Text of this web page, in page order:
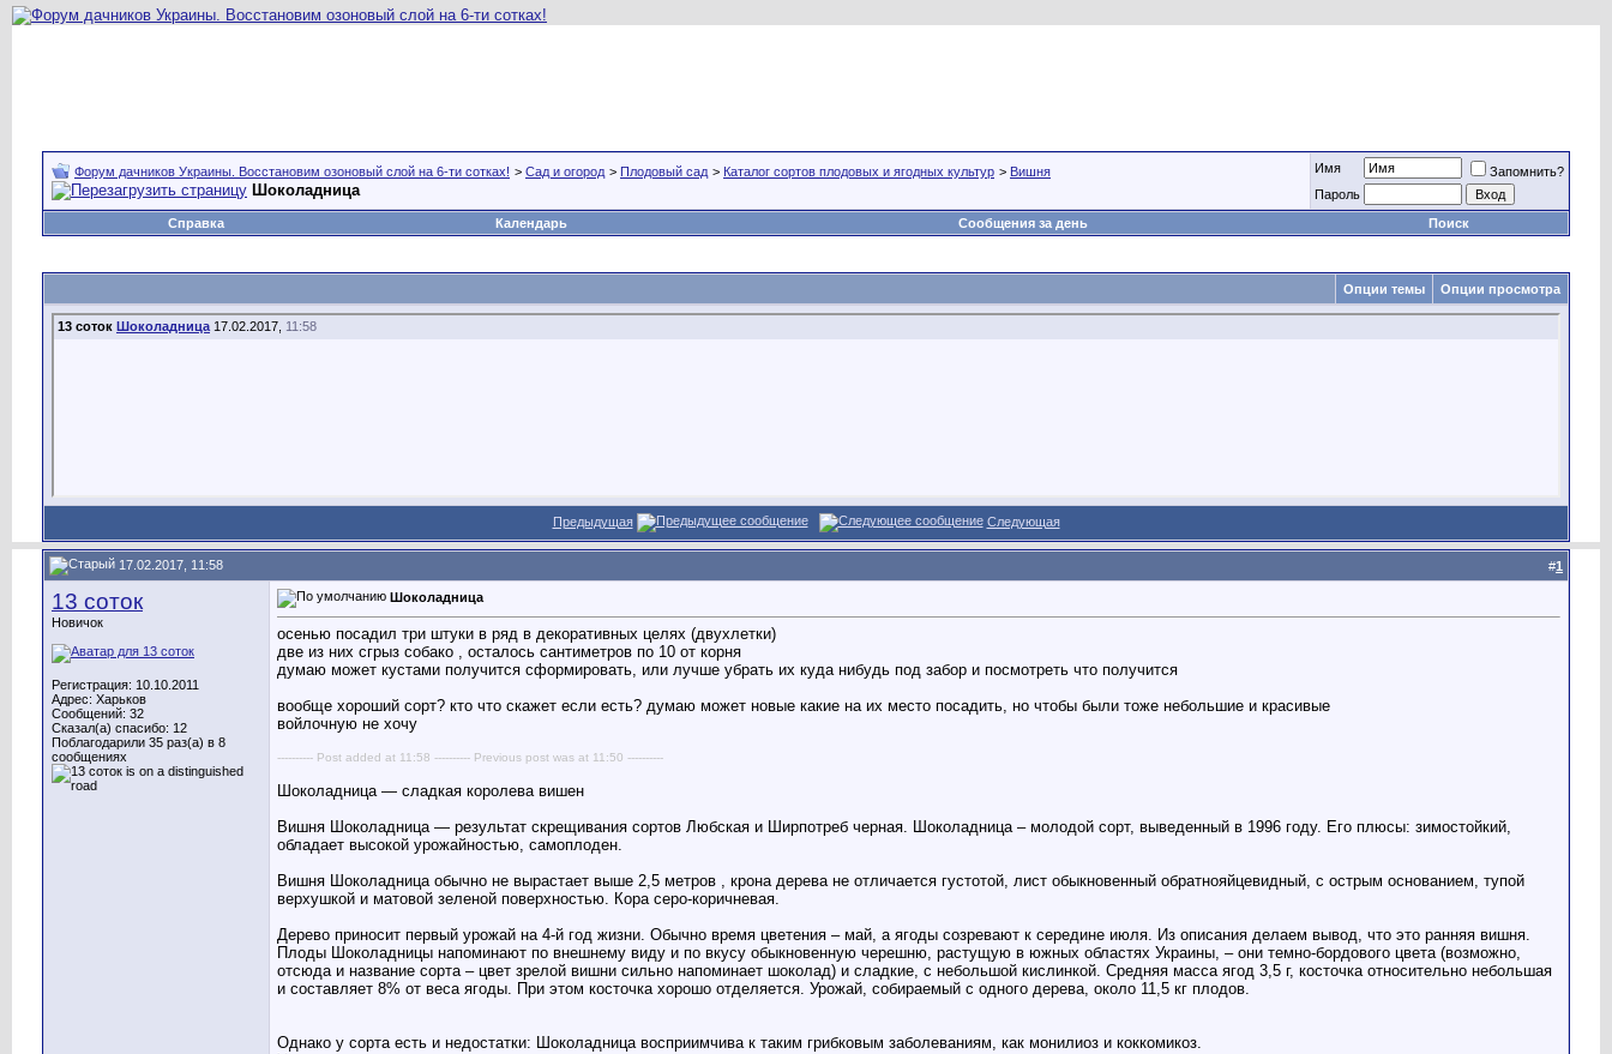
Форум дачников Украины. Восстановим озоновый слой на 6-ти сотках! > Сад и огород > Плодовый сад > Каталог сортов плодовых и ягодных культур > Вишня
Шоколадница
Имя
Запомнить?
Пароль
Справка
Календарь Сообщения за день Поиск
Опции темы Опции просмотра
13 соток Шоколадница 17.02.2017, 11:58
Предыдущая Следующая
17.02.2017, 11:58 #1
13 соток
Новичок
Регистрация: 10.10.2011
Адрес: Харьков
Сообщений: 32
Сказал(а) спасибо: 12
Поблагодарили 35 раз(а) в 8
сообщениях
Шоколадница
осенью посадил три штуки в ряд в декоративных целях (двухлетки)
две из них сгрыз собако , осталось сантиметров по 10 от корня
думаю может кустами получится сформировать, или лучше убрать их куда нибудь под забор и посмотреть что получится
вообще хороший сорт? кто что скажет если есть? думаю может новые какие на их место посадить, но чтобы были тоже небольшие и красивые
войлочную не хочу
---------- Post added at 11:58 ---------- Previous post was at 11:50 ----------
Шоколадница — сладкая королева вишен
Вишня Шоколадница — результат скрещивания сортов Любская и Ширпотреб черная. Шоколадница – молодой сорт, выведенный в 1996 году. Его плюсы: зимостойкий,
обладает высокой урожайностью, самоплоден.
Вишня Шоколадница обычно не вырастает выше 2,5 метров , крона дерева не отличается густотой, лист обыкновенный обратнояйцевидный, с острым основанием, тупой
верхушкой и матовой зеленой поверхностью. Кора серо-коричневая.
Дерево приносит первый урожай на 4-й год жизни. Обычно время цветения – май, а ягоды созревают к середине июля. Из описания делаем вывод, что это ранняя вишня.
Плоды Шоколадницы напоминают по внешнему виду и по вкусу обыкновенную черешню, растущую в южных областях Украины, – они темно-бордового цвета (возможно,
отсюда и название сорта – цвет зрелой вишни сильно напоминает шоколад) и сладкие, с небольшой кислинкой. Средняя масса ягод 3,5 г, косточка относительно небольшая
и составляет 8% от веса ягоды. При этом косточка хорошо отделяется. Урожай, собираемый с одного дерева, около 11,5 кг плодов.
Однако у сорта есть и недостатки: Шоколадница восприимчива к таким грибковым заболеваниям, как монилиоз и коккомикоз.